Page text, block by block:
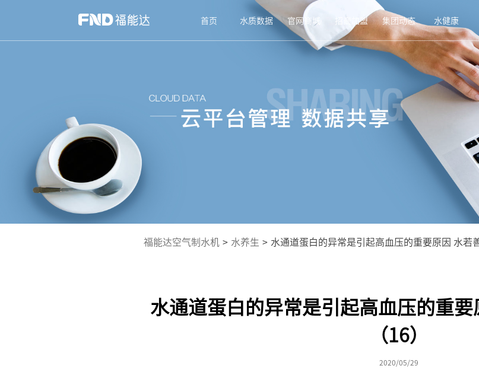
首页 水质数据 官网商城 招商加盟 集团动态 水健康
福能达空气制水机 > 水养生 > 水通道蛋白的异常是引起高血压的重要原因 水若
水通道蛋白的异常是引起高血压的重
（16）
2020/05/29